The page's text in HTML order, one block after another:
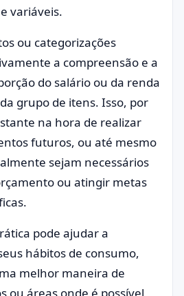
variáveis.
ou categorizações
a compreensão e a
do salário ou da renda
grupo de itens. Isso, por
na hora de realizar
futuros, ou até mesmo
sejam necessários
ou atingir metas
pode ajudar a
hábitos de consumo,
melhor maneira de